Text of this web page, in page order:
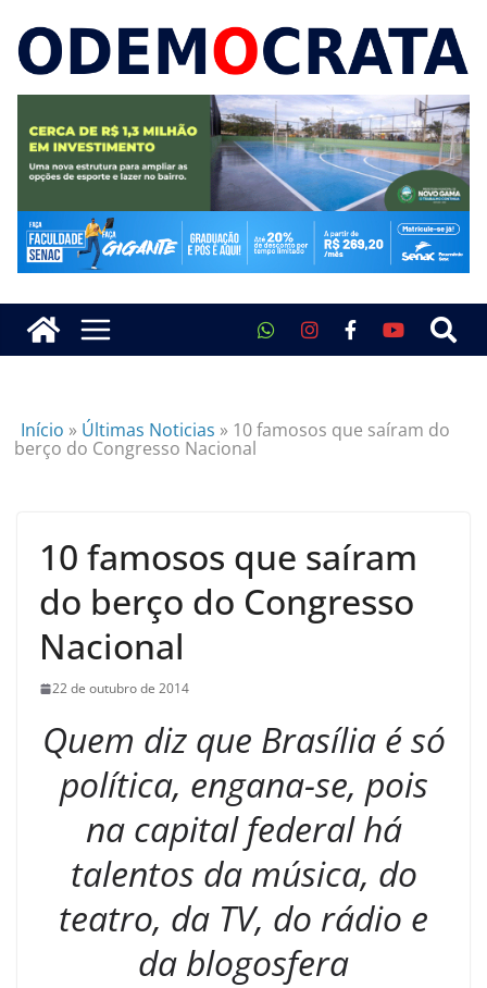
Início » Últimas Noticias » 10 famosos que saíram do
berço do Congresso Nacional
10 famosos que saíram
do berço do Congresso
Nacional
22 de outubro de 2014
Quem diz que Brasília é só
política, engana-se, pois
na capital federal há
talentos da música, do
teatro, da TV, do rádio e
da blogosfera